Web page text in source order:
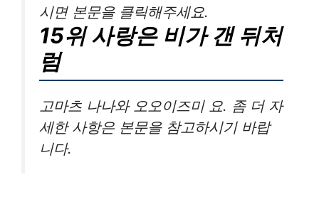
시면 본문을 클릭해주세요.
15위 사랑은 비가 갠 뒤처
럼
고마츠 나나와 오오이즈미 요. 좀 더 자
세한 사항은 본문을 참고하시기 바랍
니다.